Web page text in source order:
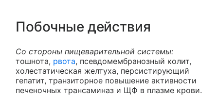
Побочные действия
Со стороны пищеварительной системы:
тошнота, рвота, псевдомембранозный колит,
холестатическая желтуха, персистирующий
гепатит, транзиторное повышение активности
печеночных трансаминаз и ЩФ в плазме крови.